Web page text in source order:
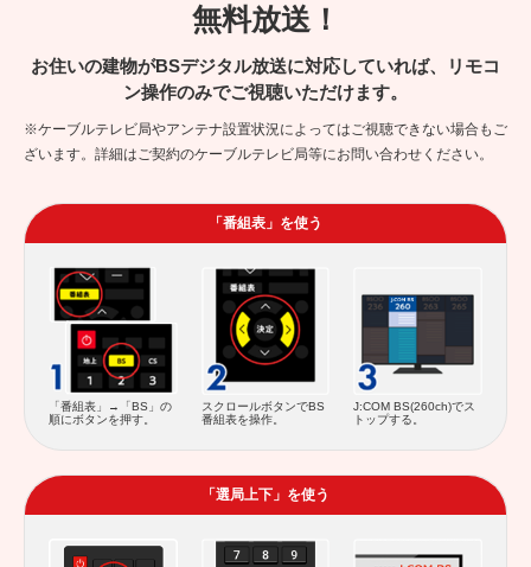
無料放送！
お住いの建物がBSデジタル放送に対応していれば、リモコ
ン操作のみでご視聴いただけます。
※ケーブルテレビ局やアンテナ設置状況によってはご視聴できない場合もご
ざいます。詳細はご契約のケーブルテレビ局等にお問い合わせください。
「番組表」を使う
「番組表」→「BS」の
順にボタンを押す。
スクロールボタンでBS
番組表を操作。
J:COM BS(260ch)でス
トップする。
「選局上下」を使う